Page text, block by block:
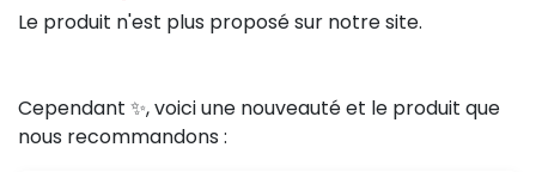
Le produit n'est plus proposé sur notre site.
Cependant ✨, voici une nouveauté et le produit que
nous recommandons :